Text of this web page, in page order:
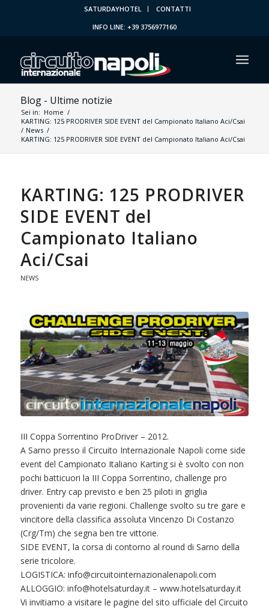
SATURDAYHOTEL
CONTATTI
INFO LINE: +39 3756977160
Blog - Ultime notizie
Sei in: Home /
KARTING: 125 PRODRIVER SIDE EVENT del Campionato Italiano Aci/Csai
/ News /
KARTING: 125 PRODRIVER SIDE EVENT del Campionato Italiano Aci/Csai
KARTING: 125 PRODRIVER
SIDE EVENT del
Campionato Italiano
Aci/Csai
NEWS
III Coppa Sorrentino ProDriver – 2012.
A Sarno presso il Circuito Internazionale Napoli come side
event del Campionato Italiano Karting si è svolto con non
pochi batticuori la III Coppa Sorrentino, challenge pro
driver. Entry cap previsto e ben 25 piloti in griglia
provenienti da varie regioni. Challenge svolto su tre gare e
vincitore della classifica assoluta Vincenzo Di Costanzo
(Crg/Tm) che segna ben tre vittorie.
SIDE EVENT, la corsa di contorno al round di Sarno della
serie tricolore.
LOGISTICA: info@circuitointernazionalenapoli.com
ALLOGGIO: info@hotelsaturday.it– www.hotelsaturday.it
Vi invitiamo a visitare le pagine del sito ufficiale del Circuito